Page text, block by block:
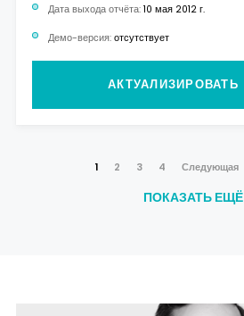
Дата выхода отчёта: 10 мая 2012 г.
Демо-версия: отсутствует
АКТУАЛИЗИРОВАТЬ
1 2 3 4 Следующая
ПОКАЗАТЬ ЕЩЁ